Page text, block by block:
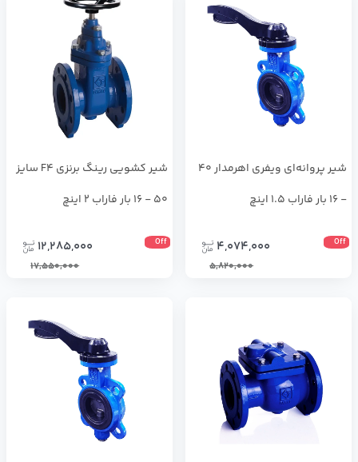
شیر پروانه‌ای ویفری اهرمدار 40
- 16 بار فاراب 1.5 اینچ
Off
4,074,000
5,820,000
شیر کشویی رینگ برنزی F4 سایز
50 - 16 بار فاراب 2 اینچ
Off
12,285,000
17,550,000